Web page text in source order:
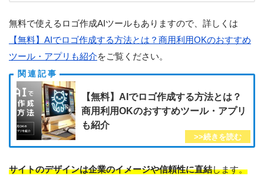
無料で使えるロゴ作成AIツールもありますので、詳しくは
【無料】AIでロゴ作成する方法とは？商用利用OKのおすすめ
ツール・アプリも紹介をご覧ください。
【無料】AIでロゴ作成する方法とは？
商用利用OKのおすすめツール・アプリ
も紹介
サイトのデザインは企業のイメージや信頼性に直結します。